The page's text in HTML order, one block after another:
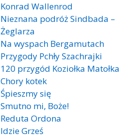
Konrad Wallenrod
Nieznana podróż Sindbada –
Żeglarza
Na wyspach Bergamutach
Przygody Pchły Szachrajki
120 przygód Koziołka Matołka
Chory kotek
Śpieszmy się
Smutno mi, Boże!
Reduta Ordona
Idzie Grześ